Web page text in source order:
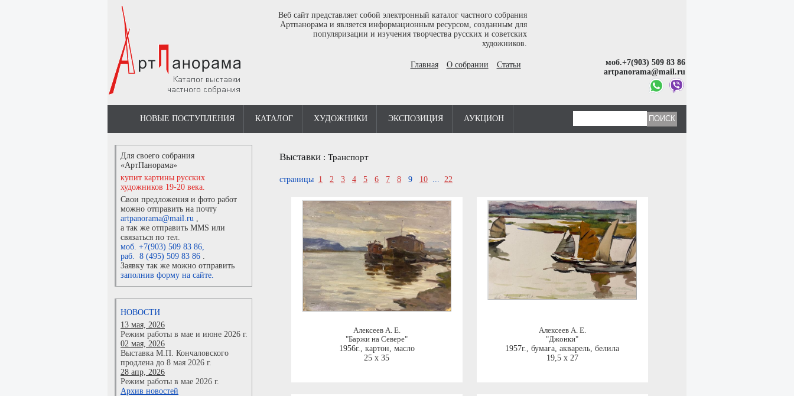
Веб сайт представляет собой электронный каталог частного собрания
Артпанорама и является информационным ресурсом, созданным для
популяризации и изучения творчества русских и советских
художников.
Главная О собрании Статьи
моб.+7(903) 509 83 86
artpanorama@mail.ru
НОВЫЕ ПОСТУПЛЕНИЯ КАТАЛОГ ХУДОЖНИКИ ЭКСПОЗИЦИЯ АУКЦИОН
Для своего собрания
«АртПанорама»
купит картины русских
художников 19-20 века.
Свои предложения и фото работ
можно отправить на почту
artpanorama@mail.ru ,
а так же отправить MMS или
связаться по тел.
моб. +7(903) 509 83 86,
раб. 8 (495) 509 83 86 .
Заявку так же можно отправить
заполнив форму на сайте.
НОВОСТИ
13 мая, 2026
Режим работы в мае и июне 2026 г.
02 мая, 2026
Выставка М.П. Кончаловского
продлена до 8 мая 2026 г.
28 апр, 2026
Режим работы в мае 2026 г.
Архив новостей
Выставки : Транспорт
страницы 1 2 3 4 5 6 7 8 9 10 ... 22
Алексеев А. Е.
"Баржи на Севере"
1956г., картон, масло
25 x 35
Алексеев А. Е.
"Джонки"
1957г., бумага, акварель, белила
19,5 x 27